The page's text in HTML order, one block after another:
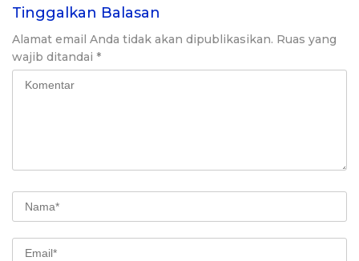
Tinggalkan Balasan
Alamat email Anda tidak akan dipublikasikan. Ruas yang
wajib ditandai *